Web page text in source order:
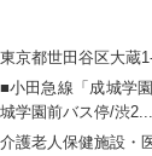
東京都世田谷区大蔵
■小田急線「成城
城学園前バス停/渋2...
介護老人保健施設・